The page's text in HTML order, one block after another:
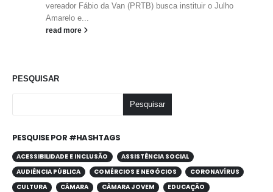
vereador Fábio da Van (PRTB) busca instituir o Julho
Amarelo e...
read more
PESQUISAR
Pesquisar
PESQUISE POR #HASHTAGS
ACESSIBILIDADE E INCLUSÃO
ASSISTÊNCIA SOCIAL
AUDIÊNCIA PÚBLICA
COMÉRCIOS E NEGÓCIOS
CORONAVÍRUS
CULTURA
CÂMARA CÂMARA JOVEM
EDUCAÇÃO